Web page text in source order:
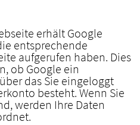
erhält Google
entsprechende
aufgerufen haben. Dies
ob Google ein
das Sie eingeloggt
besteht. Wenn Sie
werden Ihre Daten